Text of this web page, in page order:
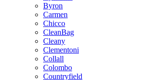
Byron
Carmen
Chicco
CleanBag
Cleany
Clementoni
Collall
Colombo
Countryfield